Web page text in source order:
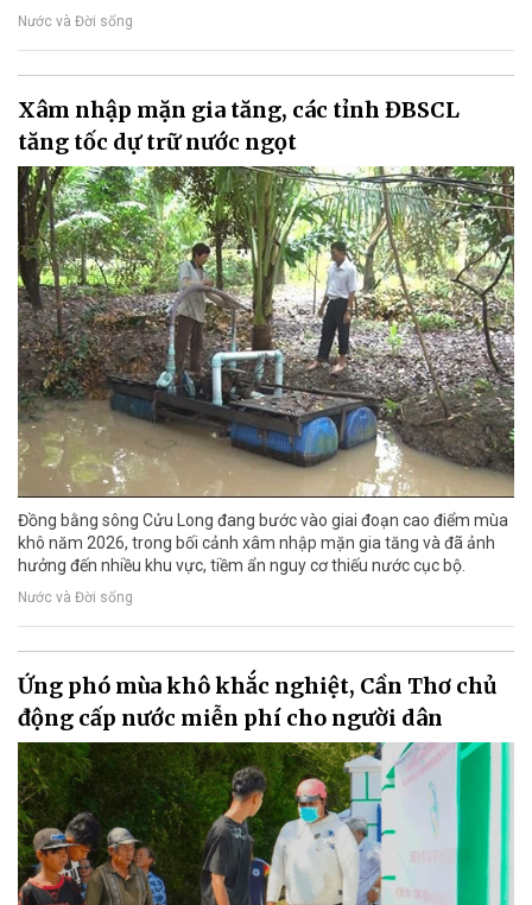
Nước và Đời sống
Xâm nhập mặn gia tăng, các tỉnh ĐBSCL
tăng tốc dự trữ nước ngọt
Đồng bằng sông Cửu Long đang bước vào giai đoạn cao điểm mùa
khô năm 2026, trong bối cảnh xâm nhập mặn gia tăng và đã ảnh
hưởng đến nhiều khu vực, tiềm ẩn nguy cơ thiếu nước cục bộ.
Nước và Đời sống
Ứng phó mùa khô khắc nghiệt, Cần Thơ chủ
động cấp nước miễn phí cho người dân